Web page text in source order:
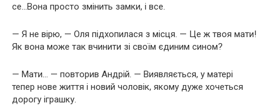
се…Вона просто змінить замки, і все.
— Я не вірю, — Оля підхопилася з місця. — Це ж твоя мати!
Як вона може так вчинити зі своїм єдиним сином?
— Мати… — повторив Андрій. — Виявляється, у матері
тепер нове життя і новий чоловік, якому дуже хочеться
дорогу іграшку.